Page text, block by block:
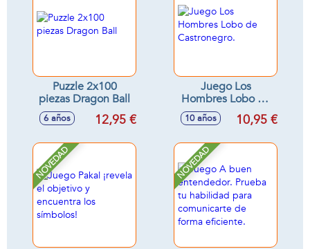
Puzzle 2x100
piezas Dragon Ball
6 años 12,95 €
Juego Los
Hombres Lobo de
Castronegro.
10 años 10,95 €
NOVEDAD NOVEDAD